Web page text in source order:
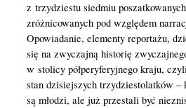
z trzydziestu siedmiu
zróżnicowanych pod względem
Opowiadanie, elementy reportażu,
się na zwyczajną historię
w stolicy półperyferyjnego kraju,
stan dzisiejszych trzydziestolatków
są młodzi, ale już przestali być